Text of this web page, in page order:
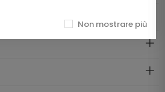
Non mostrare più